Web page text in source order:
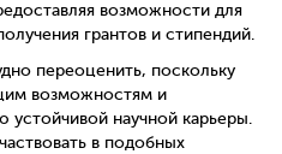
возможности для
грантов и стипендий.
переоценить, поскольку
возможностям и
научной карьеры.
в подобных